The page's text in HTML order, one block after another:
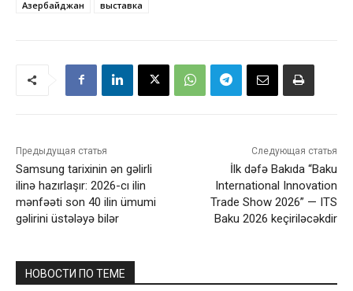
Азербайджан выставка
Предыдущая статья
Samsung tarixinin ən gəlirli
ilinə hazırlaşır: 2026-cı ilin
mənfəəti son 40 ilin ümumi
gəlirini üstələyə bilər
Следующая статья
İlk dəfə Bakıda “Baku
International Innovation
Trade Show 2026” — ITS
Baku 2026 keçiriləcəkdir
НОВОСТИ ПО ТЕМЕ